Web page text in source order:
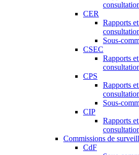
CER
Rapports
Sous-
CSEC
Rapports
CPS
Rapports
Sous-
CIP
Rapports
Commissions de
CdF